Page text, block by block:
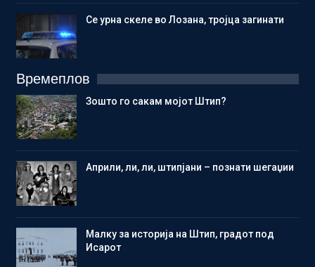
Се урна скеле во Лозана, тројца загинати
Времеплов
Зошто го сакам мојот Штип?
Aприли, ли, ли, штипјани – познати шегаџии
Малку за историја на Штип, градот под
Исарот